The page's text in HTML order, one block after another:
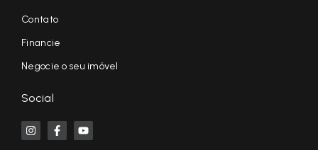
Contato
Financie
Negocie o seu imóvel
Social